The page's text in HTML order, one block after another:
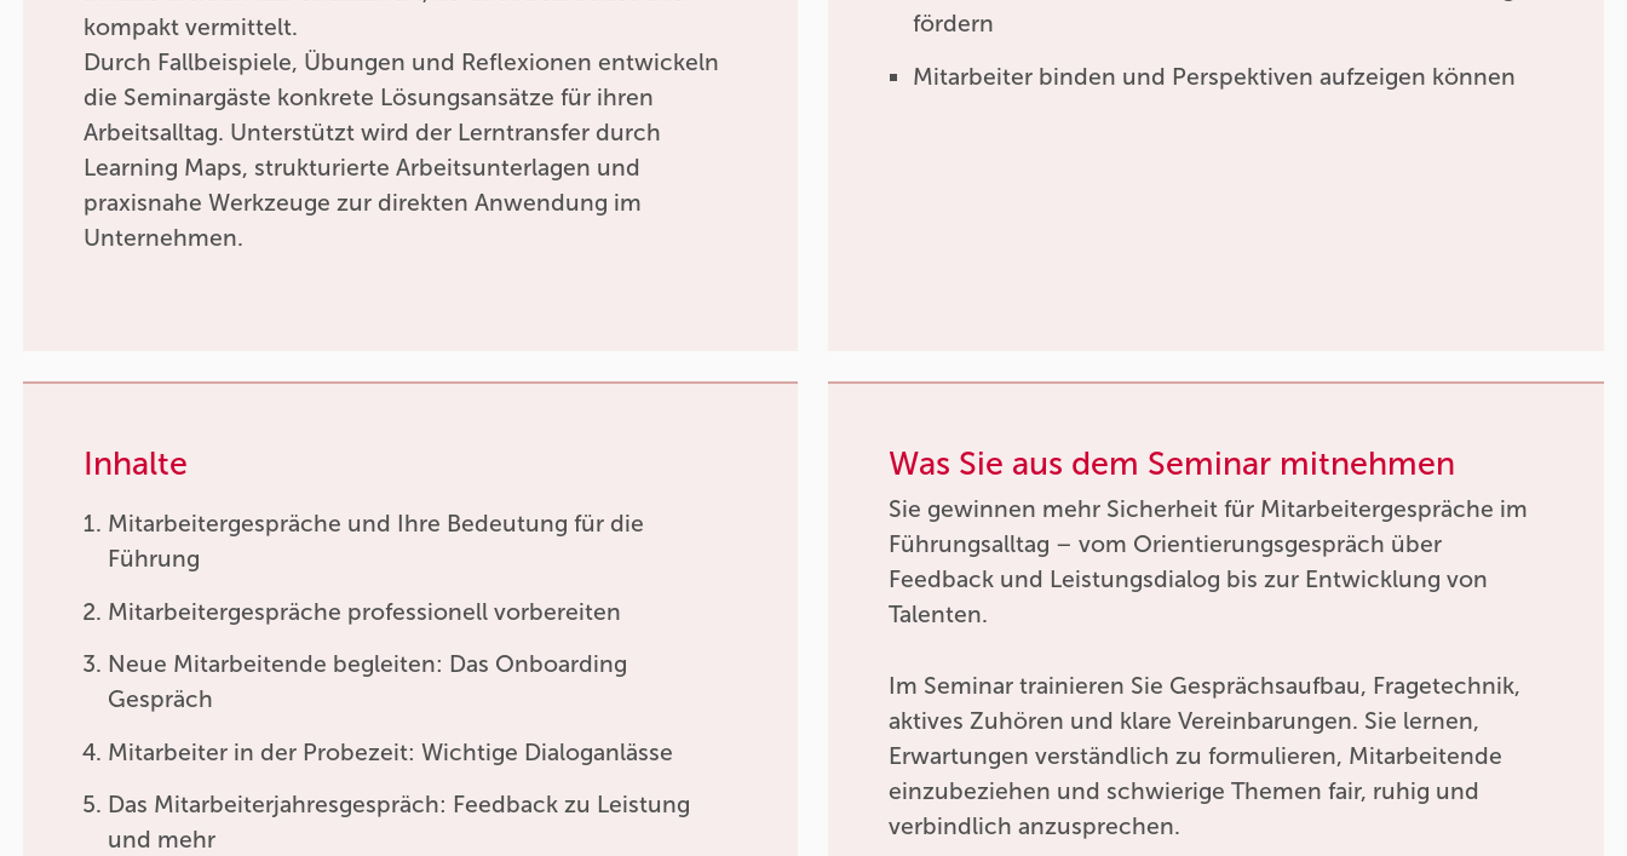
kompakt vermittelt.
Durch Fallbeispiele, Übungen und Reflexionen entwickeln
die Seminargäste konkrete Lösungsansätze für ihren
Arbeitsalltag. Unterstützt wird der Lerntransfer durch
Learning Maps, strukturierte Arbeitsunterlagen und
praxisnahe Werkzeuge zur direkten Anwendung im
Unternehmen.
fördern
Mitarbeiter binden und Perspektiven aufzeigen können
Inhalte
Mitarbeitergespräche und Ihre Bedeutung für die
Führung
Mitarbeitergespräche professionell vorbereiten
Neue Mitarbeitende begleiten: Das Onboarding
Gespräch
Mitarbeiter in der Probezeit: Wichtige Dialoganlässe
Das Mitarbeiterjahresgespräch: Feedback zu Leistung
und mehr
Was Sie aus dem Seminar mitnehmen
Sie gewinnen mehr Sicherheit für Mitarbeitergespräche im
Führungsalltag – vom Orientierungsgespräch über
Feedback und Leistungsdialog bis zur Entwicklung von
Talenten.
Im Seminar trainieren Sie Gesprächsaufbau, Fragetechnik,
aktives Zuhören und klare Vereinbarungen. Sie lernen,
Erwartungen verständlich zu formulieren, Mitarbeitende
einzubeziehen und schwierige Themen fair, ruhig und
verbindlich anzusprechen.